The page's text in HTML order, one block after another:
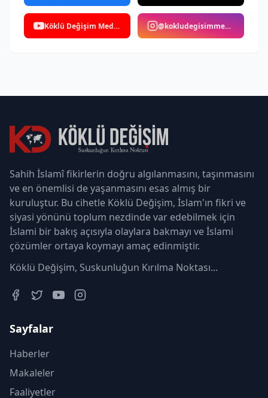
Köklü Değişim Medya @kokludegisimmedya
Sahih İslamî fikirlerin doğru algılanmasını, taşınmasını
ve en önemlisi de yaşanmasını esas almış bir
kuruluştur. Bu cihetle Köklü Değişim, İslam'ın fikri ve
siyasi yönünü toplum nezdinde var edebilmek için
İslami bir bakış açısıyla olaylara bakmayı ve İslami
çözümler ortaya koymayı amaç edinmiştir.
Köklü Değişim, Suskunluğun Kırılma Noktası...
Sayfalar
Haberler
Makaleler
Faaliyetler